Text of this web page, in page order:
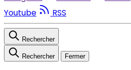
Youtube
RSS
Rechercher
Rechercher Fermer